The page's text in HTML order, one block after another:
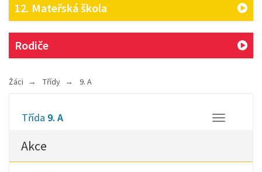
12. Mateřská škola
Rodiče
Žáci Třídy 9. A
Otevřít/
Třída 9. A
Akce